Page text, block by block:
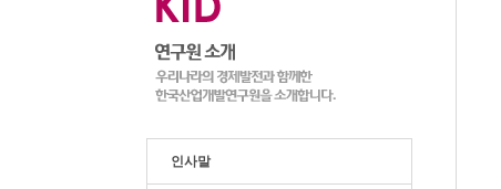
인사말